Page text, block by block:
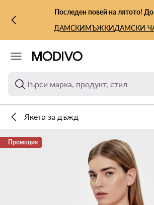
КЪМ ОСНОВНОТО СЪДЪРЖАНИЕ
КЪМ ТЪРСЕНЕПоследен повей на лятото!
ДАМСКИМЪЖКИДАМСКИ
Търси марка, продукт, стил
Якета за дъжд
Промоция